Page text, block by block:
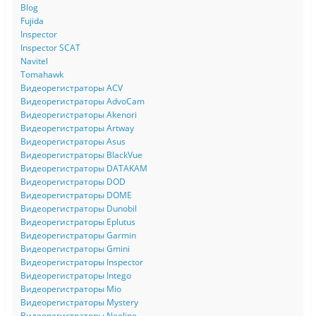
Blog
Fujida
Inspector
Inspector SCAT
Navitel
Tomahawk
Видеорегистраторы ACV
Видеорегистраторы AdvoCam
Видеорегистраторы Akenori
Видеорегистраторы Artway
Видеорегистраторы Asus
Видеорегистраторы BlackVue
Видеорегистраторы DATAKAM
Видеорегистраторы DOD
Видеорегистраторы DOME
Видеорегистраторы Dunobil
Видеорегистраторы Eplutus
Видеорегистраторы Garmin
Видеорегистраторы Gmini
Видеорегистраторы Inspector
Видеорегистраторы Intego
Видеорегистраторы Mio
Видеорегистраторы Mystery